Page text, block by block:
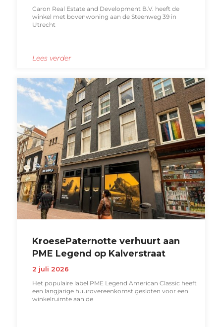
Caron Real Estate and Development B.V. heeft de
winkel met bovenwoning aan de Steenweg 39 in
Utrecht
Lees verder
KroesePaternotte verhuurt aan
PME Legend op Kalverstraat
2 juli 2026
Het populaire label PME Legend American Classic heeft
een langjarige huurovereenkomst gesloten voor een
winkelruimte aan de